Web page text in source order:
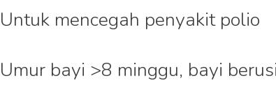
Untuk mencegah penyakit polio
Umur bayi >8 minggu, bayi